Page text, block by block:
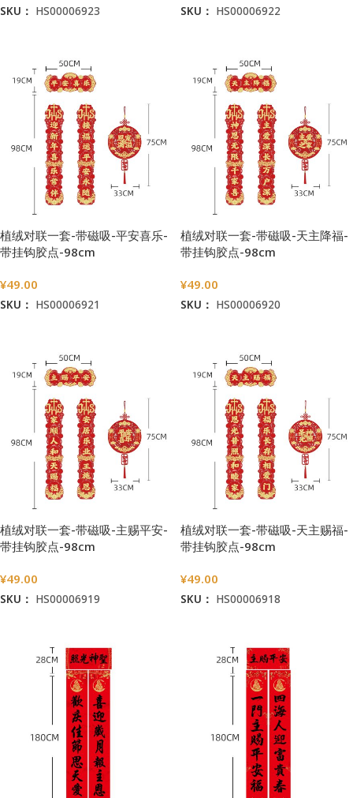
SKU： HS00006923 SKU： HS00006922
植绒对联一套-带磁吸-平安喜乐-
带挂钩胶点-98cm
¥49.00
SKU： HS00006921
植绒对联一套-带磁吸-天主降福-
带挂钩胶点-98cm
¥49.00
SKU： HS00006920
植绒对联一套-带磁吸-主赐平安-
带挂钩胶点-98cm
¥49.00
SKU： HS00006919
植绒对联一套-带磁吸-天主赐福-
带挂钩胶点-98cm
¥49.00
SKU： HS00006918